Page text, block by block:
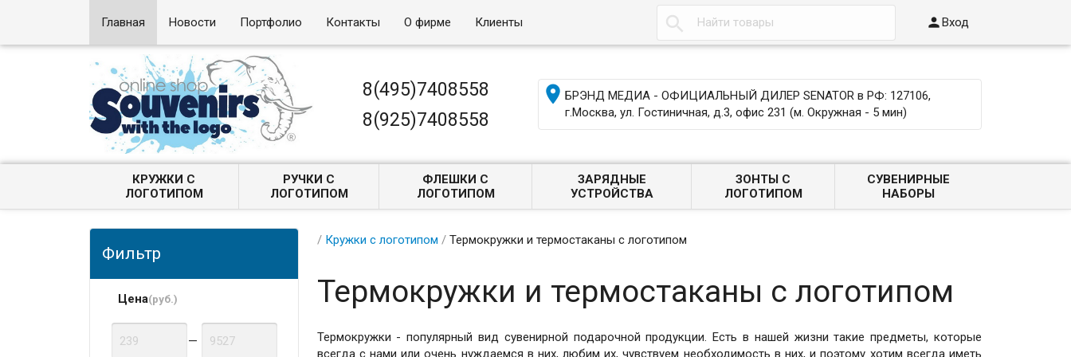
Главная Новости Портфолио Контакты О фирме Клиенты  Вход
8(495)7408558
8(925)7408558
БРЭНД МЕДИА - ОФИЦИАЛЬНЫЙ ДИЛЕР SENATOR в РФ: 127106,
г.Москва, ул. Гостиничная, д.3, офис 231 (м. Окружная - 5 мин)
КРУЖКИ С
ЛОГОТИПОМ
РУЧКИ С
ЛОГОТИПОМ
ФЛЕШКИ С
ЛОГОТИПОМ
ЗАРЯДНЫЕ
УСТРОЙСТВА
ЗОНТЫ С
ЛОГОТИПОМ
СУВЕНИРНЫЕ
НАБОРЫ
Фильтр
Цена(руб.)
—
/ Кружки с логотипом /Термокружки и термостаканы с логотипом
Термокружки и термостаканы с логотипом
Термокружки - популярный вид сувенирной подарочной продукции. Есть в нашей жизни такие предметы, которые
всегда с нами или очень нуждаемся в них, любим их, чувствуем необходимость в них, и поэтому хотим всегда иметь